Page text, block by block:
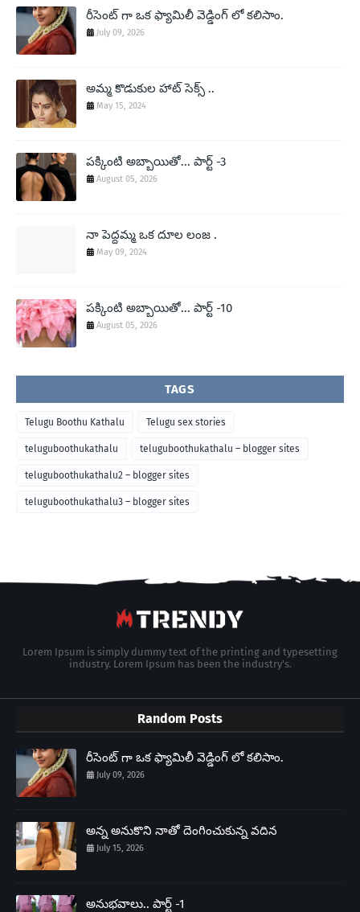
రీసెంట్ గా ఒక ఫ్యామిలీ వెడ్డింగ్ లో కలిసాం.
July 09, 2026
అమ్మ కొడుకుల హాట్ సెక్స్ ..
May 15, 2024
పక్కింటి అబ్బాయితో... పార్ట్ -3
August 05, 2026
నా పెద్దమ్మ ఒక దూల లంజ .
May 09, 2024
పక్కింటి అబ్బాయితో... పార్ట్ -10
August 05, 2026
TAGS
Telugu Boothu Kathalu Telugu sex stories
teluguboothukathalu teluguboothukathalu – blogger sites
teluguboothukathalu2 – blogger sites
teluguboothukathalu3 – blogger sites
Lorem Ipsum is simply dummy text of the printing and typesetting
industry. Lorem Ipsum has been the industry's.
Random Posts
రీసెంట్ గా ఒక ఫ్యామిలీ వెడ్డింగ్ లో కలిసాం.
July 09, 2026
అన్న అనుకొని నాతో దెంగించుకున్న వదిన
July 15, 2026
అనుభవాలు.. పార్ట్ -1